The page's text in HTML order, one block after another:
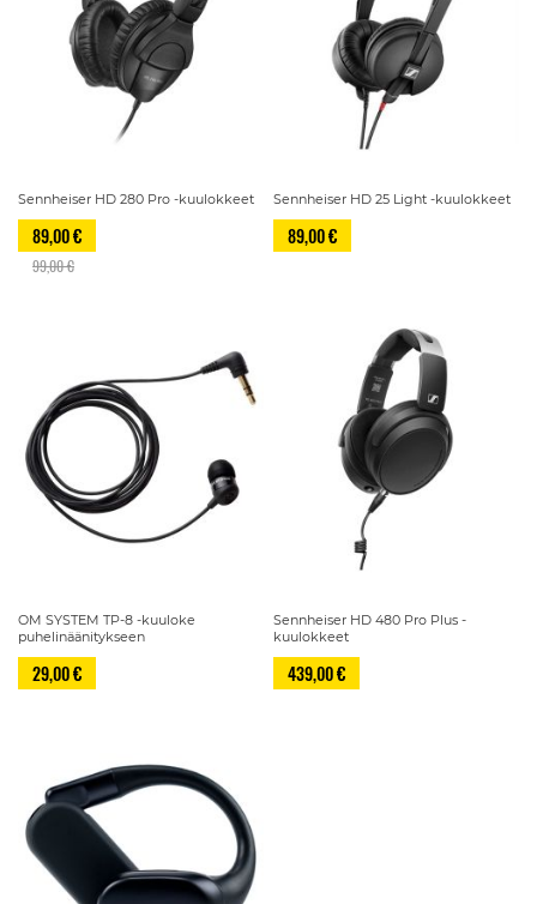
Sennheiser HD 280 Pro -kuulokkeet
89,00 €
99,00 €
Sennheiser HD 25 Light -kuulokkeet
89,00 €
OM SYSTEM TP-8 -kuuloke
puhelinäänitykseen
29,00 €
Sennheiser HD 480 Pro Plus -
kuulokkeet
439,00 €